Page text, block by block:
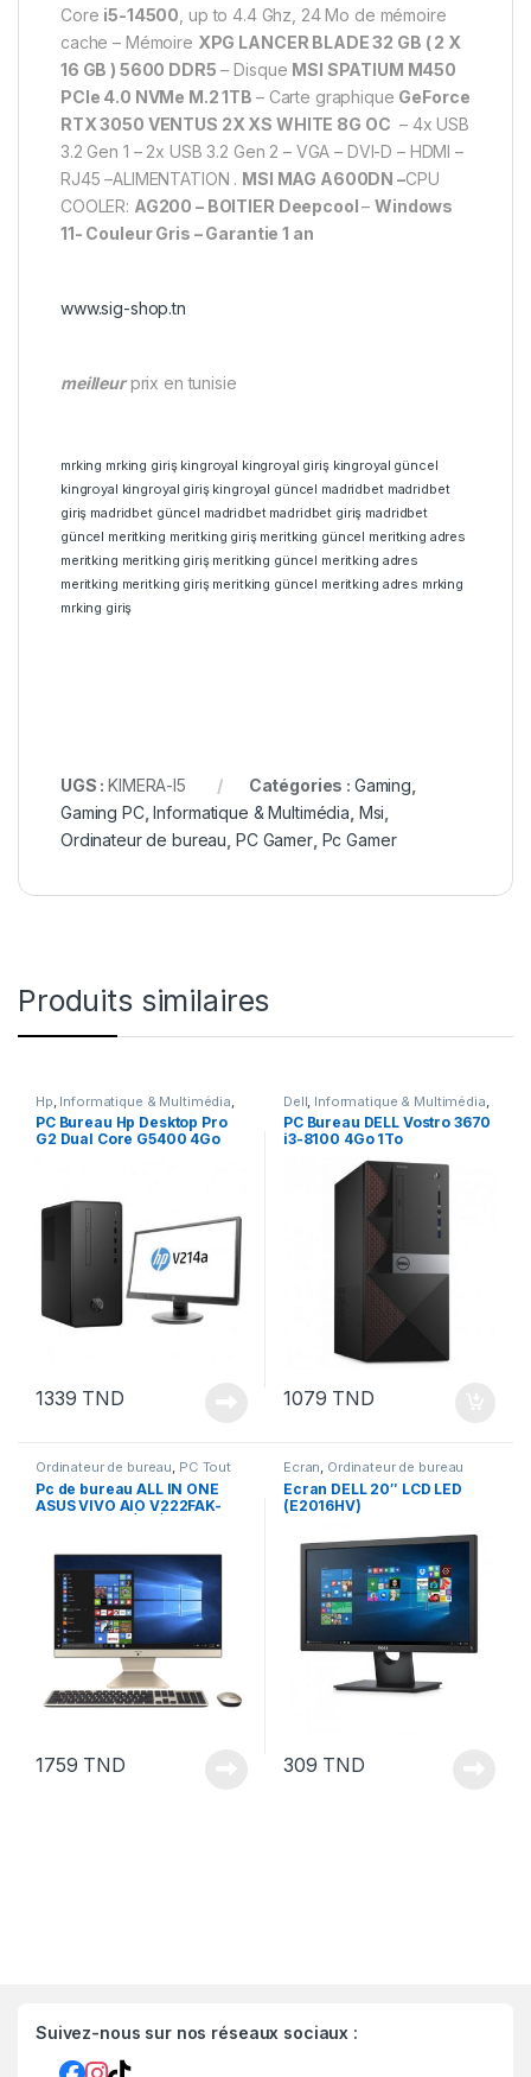
Core i5-14500 , up to 4.4 Ghz, 24 Mo de mémoire
cache – Mémoire XPG LANCER BLADE 32 GB ( 2 X
16 GB ) 5600 DDR5 – Disque MSI SPATIUM M450
PCIe 4.0 NVMe M.2 1TB – Carte graphique GeForce
RTX 3050 VENTUS 2X XS WHITE 8G OC – 4x USB
3.2 Gen 1 – 2x USB 3.2 Gen 2 – VGA – DVI-D – HDMI –
RJ45 –ALIMENTATION . MSI MAG A600DN –CPU
COOLER: AG200 – BOITIER Deepcool–Windows
11- Couleur Gris – Garantie 1 an
www.sig-shop.tn
meilleurprix en tunisie
mrking mrking giriş kingroyal kingroyal giriş kingroyal güncel
kingroyal kingroyal giriş kingroyal güncel madridbet madridbet
giriş madridbet güncel madridbet madridbet giriş madridbet
güncel meritking meritking giriş meritking güncel meritking adres
meritking meritking giriş meritking güncel meritking adres
meritking meritking giriş meritking güncel meritking adres mrking
mrking giriş
UGS :KIMERA-I5 Catégories : Gaming
Gaming PC,Informatique & Multimédia Msi
Ordinateur de bureau PC Gamer, Pc Gamer
Produits similaires
Hp Informatique & Multimédia
Ordinateur de bureau ,Pc de
bureau
PC Bureau Hp Desktop Pro
G2 Dual Core G5400 4Go
1339 TND
Dell Informatique & Multimédia
Ordinateur de bureau Pc de
bureau
PC Bureau DELL Vostro 3670
i3-8100 4Go 1To
1079 TND
Ordinateur de bureau, PC Tout
en un
Pc de bureau ALL IN ONE
ASUS VIVO AIO V222FAK-
1759 TND
Ecran, Ordinateur de bureau
Ecran DELL 20″ LCD LED
(E2016HV)
309 TND
Suivez-nous sur nos réseaux sociaux :